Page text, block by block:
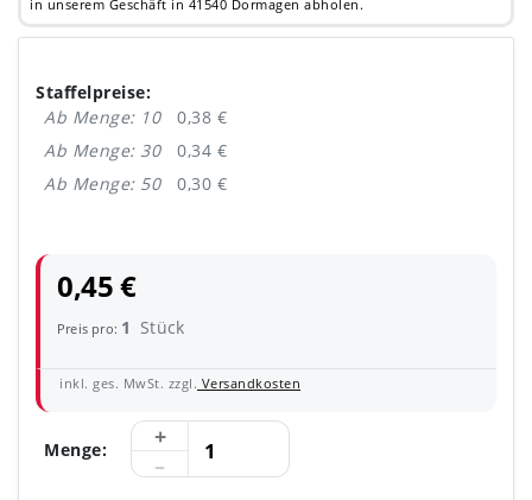
in unserem Geschäft in 41540 Dormagen abholen.
Staffelpreise:
Ab Menge: 10
0,38 €
Ab Menge: 30
0,34 €
Ab Menge: 50
0,30 €
0,45 €
Preis pro: 1 Stück
inkl. ges. MwSt. zzgl. Versandkosten
Menge: